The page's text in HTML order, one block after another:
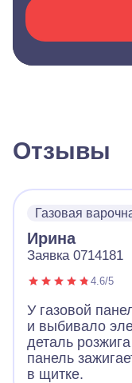
Отзывы
Газовая
Ирина
Заявка 0714181
4.6/5
У газовой
и выбивало
деталь
панель
в щитке.